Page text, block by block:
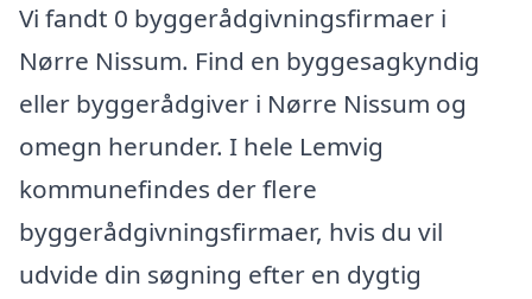
Vi fandt 0 byggerådgivningsfirmaer i
Nørre Nissum. Find en byggesagkyndig
eller byggerådgiver i Nørre Nissum og
omegn herunder. I hele Lemvig
kommunefindes der flere
byggerådgivningsfirmaer, hvis du vil
udvide din søgning efter en dygtig